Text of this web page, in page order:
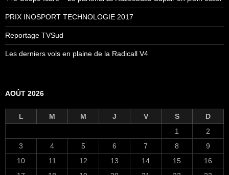
PRIX INOSPORT TECHNOLOGIE 2017
Reportage TVSud
Les derniers vols en plaine de la Radicall V4
AOÛT 2026
L M M J V S
D
1
2
3
4 5 6 7 8
9
10
11 12 13 14 15
16